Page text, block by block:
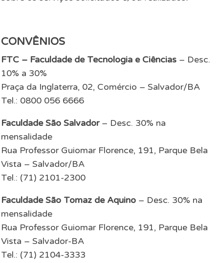
CONVÊNIOS
FTC – Faculdade de Tecnologia e Ciências – Desc.
10% a 30%
Praça da Inglaterra, 02, Comércio – Salvador/BA
Tel.: 0800 056 6666
Faculdade São Salvador– Desc. 30% na
mensalidade
Rua Professor Guiomar Florence, 191, Parque Bela
Vista – Salvador/BA
Tel.: (71) 2101-2300
Faculdade São Tomaz de Aquino – Desc. 30% na
mensalidade
Rua Professor Guiomar Florence, 191, Parque Bela
Vista – Salvador-BA
Tel.: (71) 2104-3333